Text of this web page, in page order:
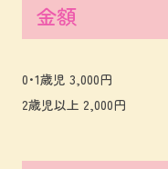
金額
0･1歳児 3,000円
2歳児以上 2,000円